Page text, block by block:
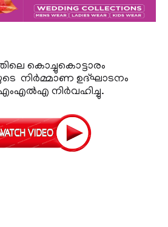
കൊച്ചുകൊട്ടാരം
നിര്‍മ്മാണ ഉദ്ഘാടനം
നിര്‍വഹിച്ചു.